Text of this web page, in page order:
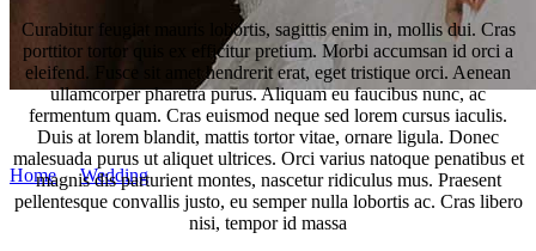
Martin Németh
Home/Wedding /Wedding Hairstyles
Curabitur feugiat mauris lobortis, sagittis enim in, mollis dui. Cras
porttitor tortor quis ex efficitur pretium. Morbi accumsan id orci a
eleifend. Fusce sit amet hendrerit erat, eget tristique orci. Aenean
ullamcorper pharetra purus. Aliquam eu faucibus nunc, ac
fermentum quam. Cras euismod neque sed lorem cursus iaculis.
Duis at lorem blandit, mattis tortor vitae, ornare ligula. Donec
malesuada purus ut aliquet ultrices. Orci varius natoque penatibus et
magnis dis parturient montes, nascetur ridiculus mus. Praesent
pellentesque convallis justo, eu semper nulla lobortis ac. Cras libero
nisi, tempor id massa